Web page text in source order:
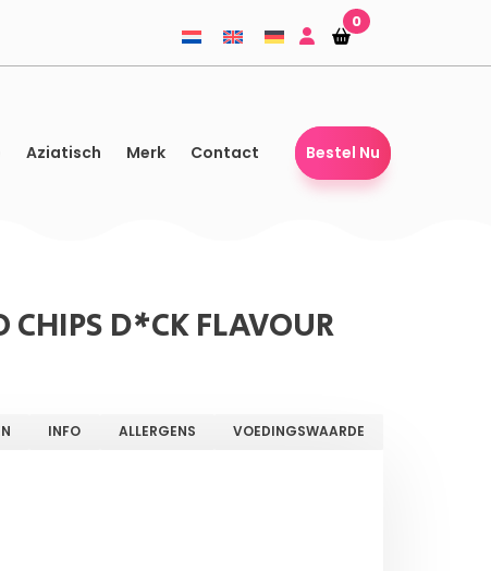
Winkelmandje
Winkelmandje
0
Aziatisch Merk Contact Bestel Nu
CHIPS D*CK FLAVOUR
INFO ALLERGENS VOEDINGSWAARDE